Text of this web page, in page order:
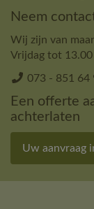
Neem
Wij zijn van
Vrijdag tot 13.00
073 - 851 64
Een offerte
achterlaten
Uw aanvraag